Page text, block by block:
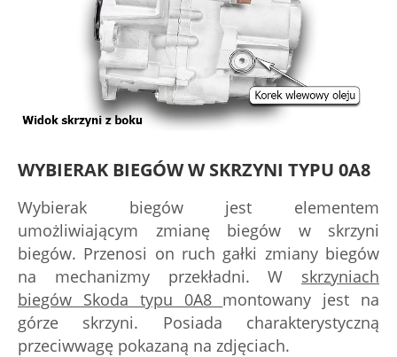
WYBIERAK BIEGÓW W SKRZYNI TYPU 0A8
Wybierak biegów jest elementem
umożliwiającym zmianę biegów w skrzyni
biegów. Przenosi on ruch gałki zmiany biegów
na mechanizmy przekładni. W skrzyniach
biegów Skoda typu 0A8 montowany jest na
górze skrzyni. Posiada charakterystyczną
przeciwwagę pokazaną na zdjęciach.